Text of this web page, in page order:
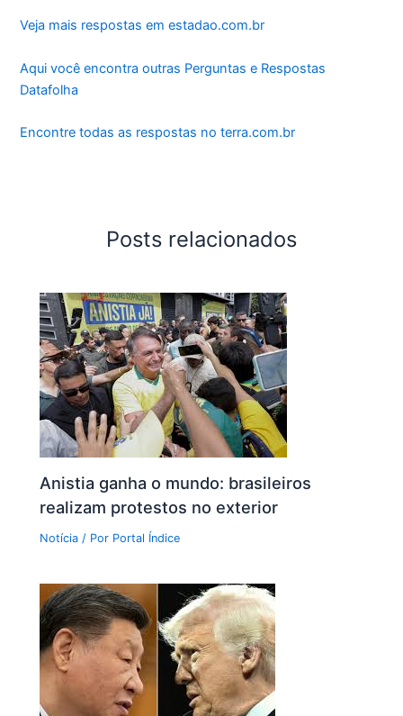
Veja mais respostas em estadao.com.br
Aqui você encontra outras Perguntas e Respostas
Datafolha
Encontre todas as respostas no terra.com.br
Posts relacionados
Anistia ganha o mundo: brasileiros
realizam protestos no exterior
Notícia / Por Portal Índice